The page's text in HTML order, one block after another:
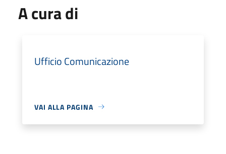
A cura di
Ufficio Comunicazione
VAI ALLA PAGINA